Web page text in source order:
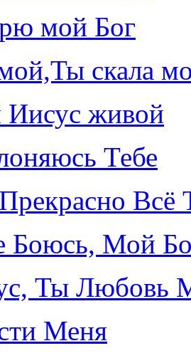
мой Бог
скала
живой
Тебе
Всё
Боюсь, Мой
Ты Любовь
Меня